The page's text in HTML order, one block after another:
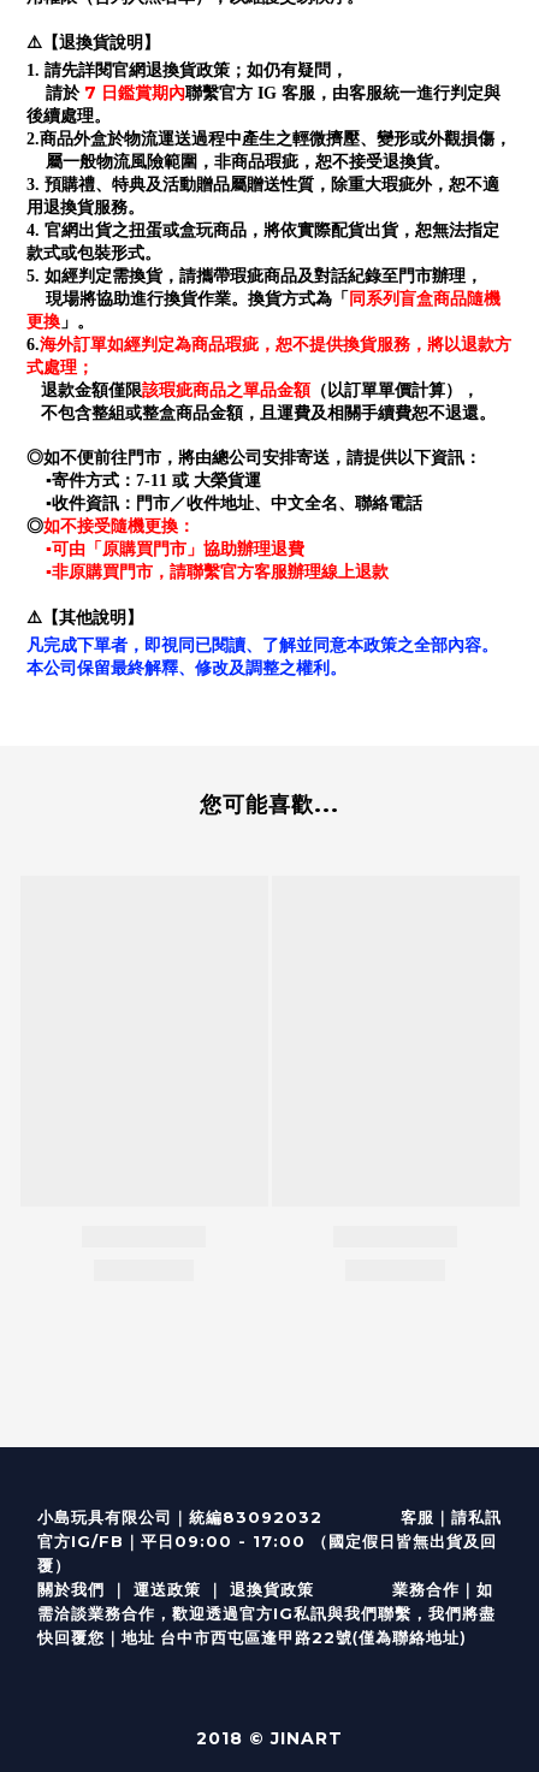
⚠️【退換貨說明】
1. 請先詳閱官網退換貨政策；如仍有疑問，
請於 7 日鑑賞期內聯繫官方 IG 客服，由客服統一進行判定與
後續處理。
2.商品外盒於物流運送過程中產生之輕微擠壓、變形或外觀損傷，
屬一般物流風險範圍，非商品瑕疵，恕不接受退換貨。
3. 預購禮、特典及活動贈品屬贈送性質，除重大瑕疵外，恕不適
用退換貨服務。
4. 官網出貨之扭蛋或盒玩商品，將依實際配貨出貨，恕無法指定
款式或包裝形式。
5. 如經判定需換貨，請攜帶瑕疵商品及對話紀錄至門市辦理，
現場將協助進行換貨作業。換貨方式為「 同系列盲盒商品隨機
更換 」。
6.海外訂單如經判定為商品瑕疵，恕不提供換貨服務，將以退款方
式處理；
退款金額僅限該瑕疵商品之單品金額（以訂單單價計算），
不包含整組或整盒商品金額，且運費及相關手續費恕不退還。
◎如不便前往門市，將由總公司安排寄送，請提供以下資訊：
▪寄件方式：7-11 或 大榮貨運
▪收件資訊：門市／收件地址、中文全名、聯絡電話
◎如不接受隨機更換：
▪可由「原購買門市」協助辦理退費
▪非原購買門市，請聯繫官方客服辦理線上退款
⚠️【其他說明】
凡完成下單者，即視同已閱讀、了解並同意本政策之全部內容。
本公司保留最終解釋、修改及調整之權利。
您可能喜歡...
小島玩具有限公司｜統編83092032 客服 ｜ 請私訊
官方IG/FB ｜ 平日09:00 - 17:00 （國定假日皆無出貨及回
覆）
關於我們 ｜ 運送政策 ｜ 退換貨政策 業務合作｜如
需洽談業務合作，歡迎透過官方IG私訊與我們聯繫，我們將盡
快回覆您｜ 地址 台中市西屯區逢甲路22號(僅為聯絡地址)
2018 © JINART